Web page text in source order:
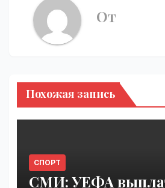
От
Похожая запись
СПОРТ
СМИ: УЕФА